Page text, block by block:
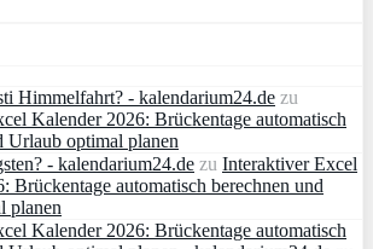
Himmelfahrt? - kalendarium24.de zu
Kalender 2026: Brückentage automatisch
Urlaub optimal planen
- kalendarium24.de zu Interaktiver Excel
Brückentage automatisch berechnen und
planen
Kalender 2026: Brückentage automatisch